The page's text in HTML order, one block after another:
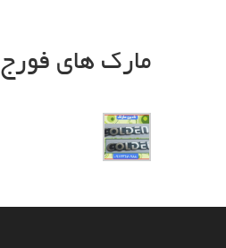
مارک های فورج